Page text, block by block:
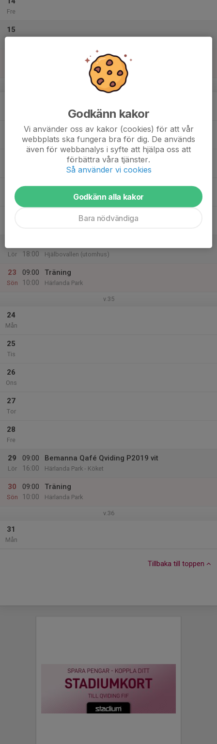
Fre
15
v.34
Tor
Lör
18:00
Hjälbovallen (utomhus)
23
Sön
09:00
10:00
Träning
Härlanda Park
v.35
24
Mån
25
Tis
26
Ons
27
Tor
28
Fre
29
Lör
09:00
16:00
Bemanna Qafé Qviding P2019 vit
Härlanda Park - Köket
30
Sön
09:00
10:00
Träning
Härlanda Park
v.36
31
Mån
Tillbaka till toppen
Godkänn kakor
Vi använder oss av kakor (cookies) för att vår
webbplats ska fungera bra för dig. De används
även för webbanalys i syfte att hjälpa oss att
förbättra våra tjänster.
Så använder vi cookies
Godkänn alla kakor
Bara nödvändiga